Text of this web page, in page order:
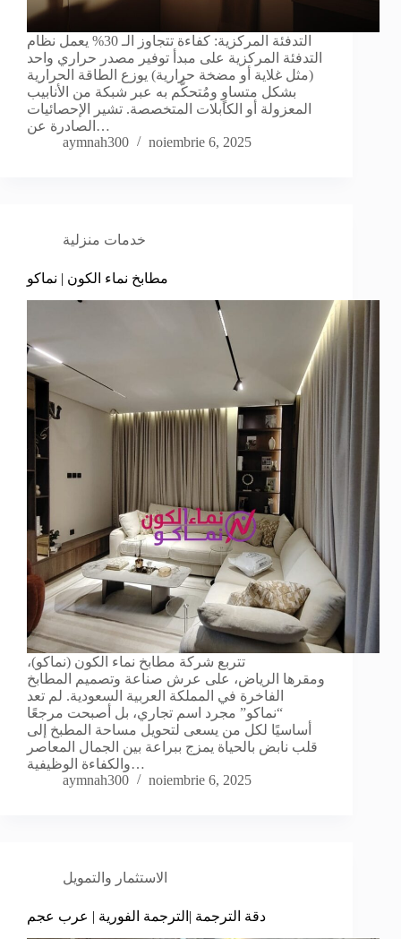
التدفئة المركزية: كفاءة تتجاوز الـ 30% يعمل نظام
التدفئة المركزية على مبدأ توفير مصدر حراري واحد
(مثل غلاية أو مضخة حرارية) يوزع الطاقة الحرارية
بشكل متساوٍ ومُتحكَّم به عبر شبكة من الأنابيب
المعزولة أو الكابلات المتخصصة. تشير الإحصائيات
الصادرة عن…
aymnah300
noiembrie 6, 2025
خدمات منزلية
مطابخ نماء الكون | نماكو
تتربع شركة مطابخ نماء الكون (نماكو)،
ومقرها الرياض، على عرش صناعة وتصميم المطابخ
الفاخرة في المملكة العربية السعودية. لم تعد
“نماكو” مجرد اسم تجاري، بل أصبحت مرجعًا
أساسيًا لكل من يسعى لتحويل مساحة المطبخ إلى
قلب نابض بالحياة يمزج ببراعة بين الجمال المعاصر
والكفاءة الوظيفية…
aymnah300
noiembrie 6, 2025
الاستثمار والتمويل
دقة الترجمة |الترجمة الفورية | عرب عجم